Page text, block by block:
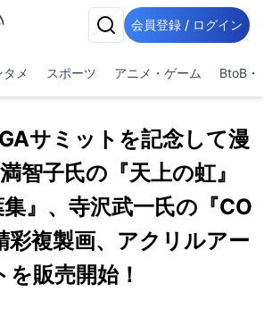
会員登録 / ログイン
タメ スポーツ アニメ・ゲーム BtoB・
サミットを記念して漫
智子氏の『天上の虹』
集』、寺沢武一氏の『CO
彩複製画、アクリルアー
を販売開始！